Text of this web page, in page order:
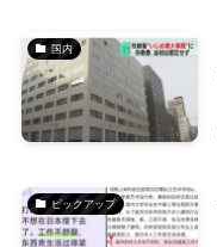
国内
ピックアップ